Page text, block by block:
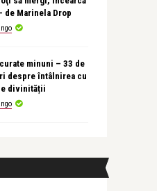
de Marinela Drop
minuni – 33 de
despre întâlnirea cu
divinității